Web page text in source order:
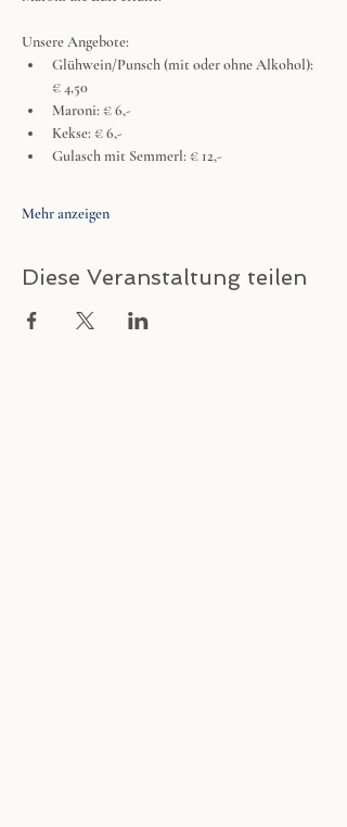
Unsere Angebote:
Glühwein/Punsch (mit oder ohne Alkohol):
€ 4,50
Maroni: € 6,-
Kekse: € 6,-
Gulasch mit Semmerl: € 12,-
Mehr anzeigen
Diese Veranstaltung teilen